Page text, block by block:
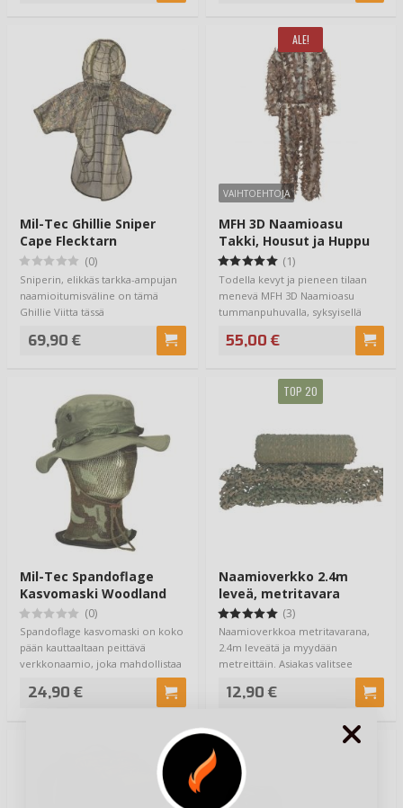
Mil-Tec Ghillie Sniper
Cape Flecktarn
(0)
Sniperin, elikkäs tarkka-ampujan
naamioitumisväline on tämä
Ghillie Viitta tässä
69,90 €
ALE!
VAIHTOEHTOJA
MFH 3D Naamioasu
Takki, Housut ja Huppu
(1)
Todella kevyt ja pieneen tilaan
menevä MFH 3D Naamioasu
tummanpuhuvalla, syksyisellä
55,00 €
Mil-Tec Spandoflage
Kasvomaski Woodland
(0)
Spandoflage kasvomaski on koko
pään kauttaaltaan peittävä
verkkonaamio, joka mahdollistaa
24,90 €
TOP 20
Naamioverkko 2.4m
leveä, metritavara
Woodland (3)
Naamioverkkoa metritavarana,
2.4m leveätä ja myydään
metreittäin. Asiakas valitsee
12,90 €